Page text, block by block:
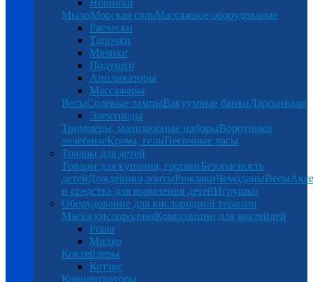
Новинки
МылоМорская сольМассажное оборудование
Расчески
Тапочки
Мячики
Подушки
Аппликаторы
Массажеры
ВесыСолевые лампыВакуумные банкиДарсонвали
Электроды
Триммеры, маникюрные наборыВоротники
лечебныеКрема, гелиПесочные часы
Товары для детей
Товары для купания, горшкиБезопасность
детейДождевики,зонтыРюкзакиЧемоданыВесы
и средства для кормления детейИгрушки
Оборудование для кислородной терапии
Маска кислороднаяКомпозиции для коктейлей
Prana
Милко
Коктейлеры
Котэкс
Концентраторы